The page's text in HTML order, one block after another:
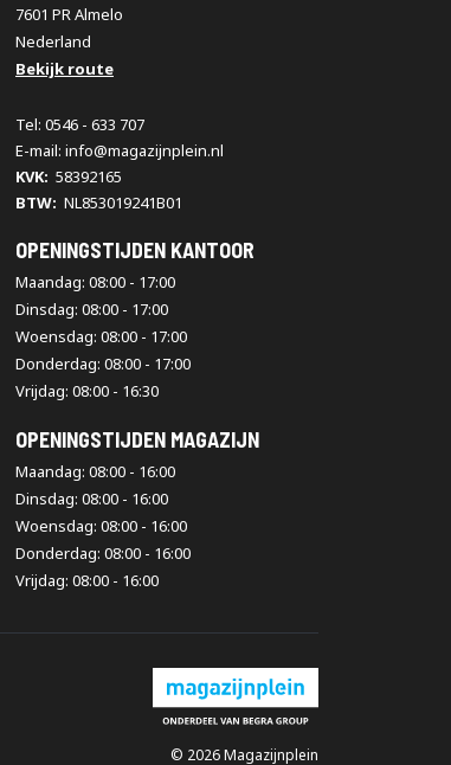
7601 PR Almelo
Nederland
Bekijk route
Tel: 0546 - 633 707
E-mail: info@magazijnplein.nl
KVK: 58392165
BTW: NL853019241B01
OPENINGSTIJDEN KANTOOR
Maandag: 08:00 - 17:00
Dinsdag: 08:00 - 17:00
Woensdag: 08:00 - 17:00
Donderdag: 08:00 - 17:00
Vrijdag: 08:00 - 16:30
OPENINGSTIJDEN MAGAZIJN
Maandag: 08:00 - 16:00
Dinsdag: 08:00 - 16:00
Woensdag: 08:00 - 16:00
Donderdag: 08:00 - 16:00
Vrijdag: 08:00 - 16:00
© 2026 Magazijnplein